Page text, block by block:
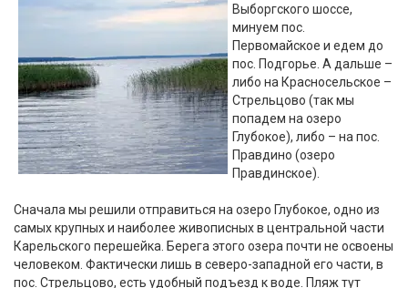
Выборгского шоссе,
минуем пос.
Первомайское и едем до
пос. Подгорье. А дальше –
либо на Красносельское –
Стрельцово (так мы
попадем на озеро
Глубокое), либо – на пос.
Правдино (озеро
Правдинское).
Сначала мы решили отправиться на озеро Глубокое, одно из
самых крупных и наиболее живописных в центральной части
Карельского перешейка. Берега этого озера почти не освоены
человеком. Фактически лишь в северо-западной его части, в
пос. Стрельцово, есть удобный подъезд к воде. Пляж тут